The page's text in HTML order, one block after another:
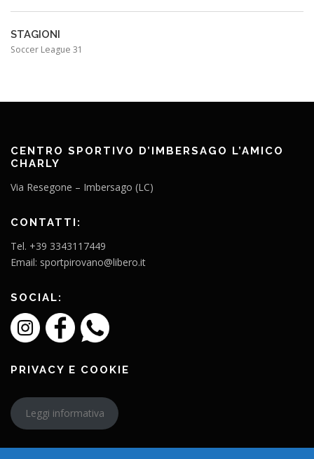
STAGIONI
Soccer League 31
CENTRO SPORTIVO D’IMBERSAGO L’AMICO
CHARLY
Via Resegone – Imbersago (LC)
CONTATTI:
Tel. +39 3343117449
Email: sportpirovano@libero.it
SOCIAL:
PRIVACY E COOKIE
Leggi informativa